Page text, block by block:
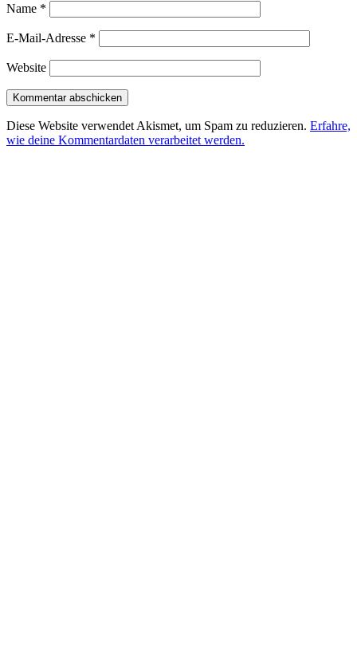
Name *
E-Mail-Adresse *
Website
Diese Website verwendet Akismet, um Spam zu reduzieren. Erfahre,
wie deine Kommentardaten verarbeitet werden.